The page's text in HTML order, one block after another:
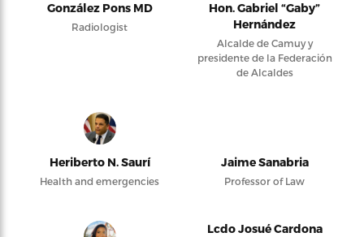
González Pons MD
Radiologist
Hon. Gabriel “Gaby”
Hernández
Alcalde de Camuy y
presidente de la Federación
de Alcaldes
Heriberto N. Saurí
Health and emergencies
Jaime Sanabria
Professor of Law
Lcdo Josué Cardona